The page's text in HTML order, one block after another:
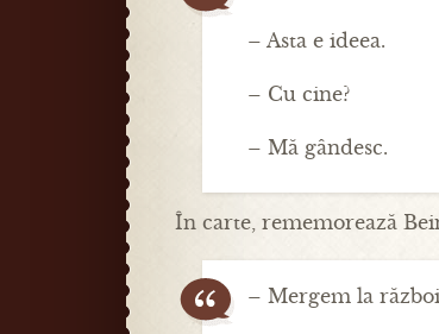
– Asta e ideea.
– Cu cine?
– Mă gândesc.
În carte, rememorează
– Mergem la